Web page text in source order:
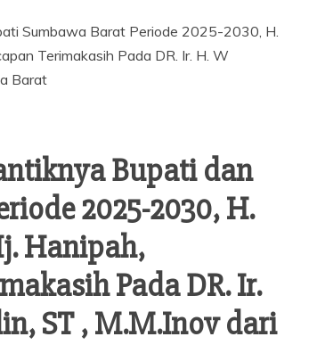
Bupati dan
2025-2030, H.
Hanipah,
Pada DR. Ir.
ST , M.M.Inov dari